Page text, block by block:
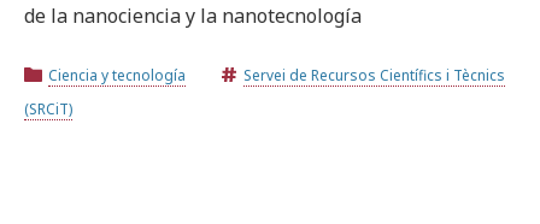
de la nanociencia y la nanotecnología
Ciencia y tecnología
Servei de Recursos Científics i Tècnics
(SRCiT)